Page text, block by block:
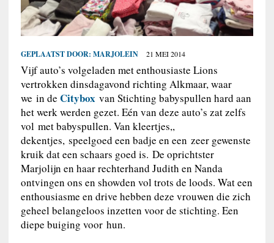
GEPLAATST DOOR: MARJOLEIN 21 MEI 2014
Vijf auto’s volgeladen met enthousiaste Lions
vertrokken dinsdagavond richting Alkmaar, waar
we in de Cityboxvan Stichting babyspullen hard aan
het werk werden gezet. Eén van deze auto’s zat zelfs
vol met babyspullen. Van kleertjes,,
dekentjes, speelgoed een badje en een zeer gewenste
kruik dat een schaars goed is. De oprichtster
Marjolijn en haar rechterhand Judith en Nanda
ontvingen ons en showden vol trots de loods. Wat een
enthousiasme en drive hebben deze vrouwen die zich
geheel belangeloos inzetten voor de stichting. Een
diepe buiging voor hun.